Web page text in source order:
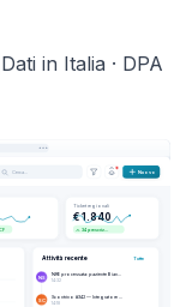
Dati in Italia · DPA
Cerca… Nuovo
Ticket regionali
€ 1.840
34 prescriz…
Attività recente Tutte
NS
NRE processata: paziente Bian…
14:32
SC
Scontrino #342 — Integratore …
14:18